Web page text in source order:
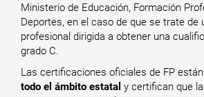
Ministerio de Educación, Formación
Deportes, en el caso de que se trate de
profesional dirigida a obtener una
grado C.
Las certificaciones oficiales de FP están
todo el ámbito estatal y certifican que